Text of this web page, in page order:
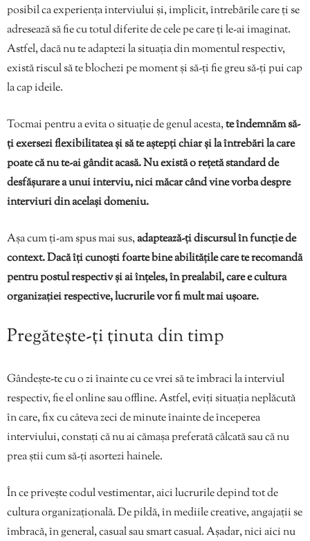
posibil ca experiența interviului și, implicit, întrebările care ți se
adresează să fie cu totul diferite de cele pe care ți le-ai imaginat.
Astfel, dacă nu te adaptezi la situația din momentul respectiv,
există riscul să te blochezi pe moment și să-ți fie greu să-ți pui cap
la cap ideile.
Tocmai pentru a evita o situație de genul acesta,te îndemnăm să-
ți exersezi flexibilitatea și să te aștepți chiar și la întrebări la care
poate că nu te-ai gândit acasă. Nu există o rețetă standard de
desfășurare a unui interviu, nici măcar când vine vorba despre
interviuri din același domeniu.
Așa cum ți-am spus mai sus,adaptează-ți discursul în funcție de
context. Dacă îți cunoști foarte bine abilitățile care te recomandă
pentru postul respectiv și ai înțeles, în prealabil, care e cultura
organizației respective, lucrurile vor fi mult mai ușoare.
Pregătește-ți ținuta din timp
Gândește-te cu o zi înainte cu ce vrei să te îmbraci la interviul
respectiv, fie el online sau offline. Astfel, eviți situația neplăcută
în care, fix cu câteva zeci de minute înainte de începerea
interviului, constați că nu ai cămașa preferată călcată sau că nu
prea știi cum să-ți asortezi hainele.
În ce privește codul vestimentar, aici lucrurile depind tot de
cultura organizațională. De pildă, în mediile creative, angajații se
îmbracă, în general, casual sau smart casual. Așadar, nici aici nu